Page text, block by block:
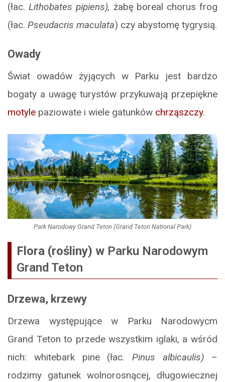
(łac. Lithobates pipiens), żabę boreal chorus frog
(łac. Pseudacris maculata) czy abystomę tygrysią.
Owady
Świat owadów żyjących w Parku jest bardzo
bogaty a uwagę turystów przykuwają przepiękne
motyle paziowate i wiele gatunków chrząszczy.
Park Narodowy Grand Teton (Grand Teton National Park)
Flora (rośliny) w Parku Narodowym
Grand Teton
Drzewa, krzewy
Drzewa występujące w Parku Narodowycm
Grand Teton to przede wszystkim iglaki, a wśród
nich: whitebark pine (łac.Pinus albicaulis) –
rodzimy gatunek wolnorosnącej, długowiecznej